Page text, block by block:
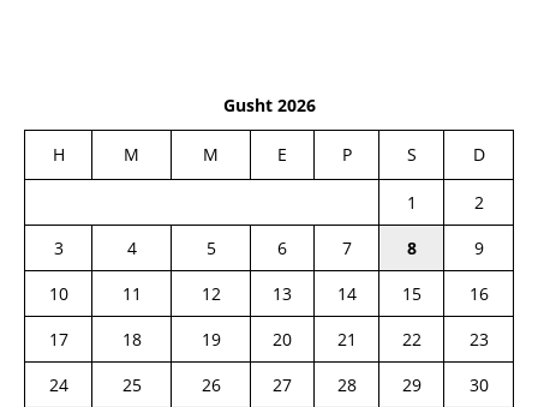
Gusht 2026
H M M E P S D
1
2
3
4 5 6 7 8
9
10
11 12 13 14 15
16
17
18 19 20 21 22
23
24
25 26 27 28 29
30